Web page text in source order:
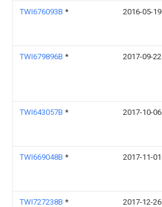
TWI676093B * 2016-05-19
TWI679896B * 2017-09-22
TWI643057B * 2017-10-06
TWI669048B * 2017-11-01
TWI727238B * 2017-12-26